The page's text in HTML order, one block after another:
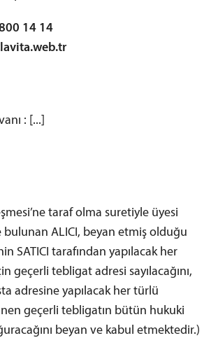
14 14
: [...]
taraf olma suretiyle üyesi
ALICI, beyan etmiş olduğu
SATICI tarafından yapılacak her
geçerli tebligat adresi sayılacağını,
adresine yapılacak her türlü
geçerli tebligatın bütün hukuki
beyan ve kabul etmektedir.)